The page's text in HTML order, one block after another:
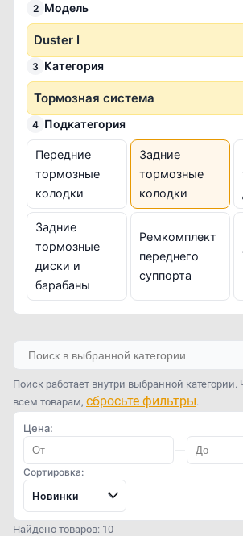
2 Модель
Duster I
3 Категория
Тормозная система
4 Подкатегория
Передние
тормозные
колодки
Задние
тормозные
колодки
Задние
тормозные
диски и
барабаны
Ремкомплект
переднего
суппорта
Поиск работает внутри выбранной категории.
всем товарам, сбросьте фильтры.
Цена:
—
Сортировка:
Новинки
Найдено товаров: 10